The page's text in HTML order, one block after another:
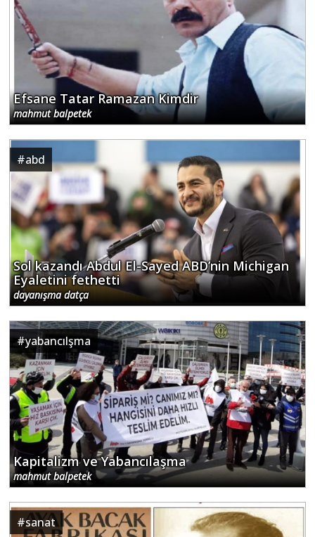
Efsane Tatar Ramazan Kimdir
mahmut balpetek
#abd
Sol kazandı Abdul El-Sayed ABD’nin Michigan
Eyaletini fethetti
dayanışma datça
#yabancılşma
Kapitalizm ve Yabancılaşma
mahmut balpetek
#sanat